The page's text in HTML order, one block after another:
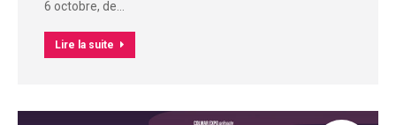
6 octobre, de…
Lire la suite